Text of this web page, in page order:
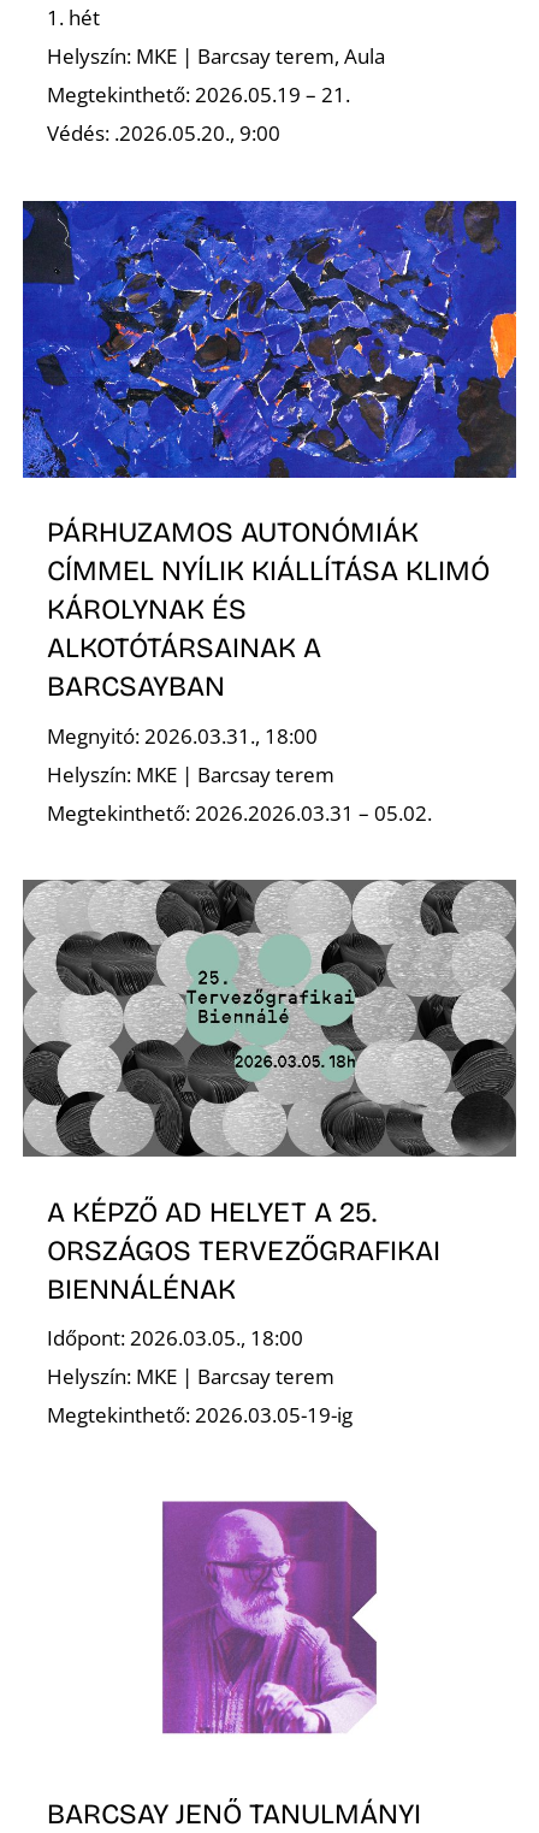
1. hét
Helyszín: MKE | Barcsay terem, Aula
Megtekinthető: 2026.05.19 – 21.
Védés: .2026.05.20., 9:00
PÁRHUZAMOS AUTONÓMIÁK
CÍMMEL NYÍLIK KIÁLLÍTÁSA KLIMÓ
KÁROLYNAK ÉS
ALKOTÓTÁRSAINAK A
BARCSAYBAN
Megnyitó: 2026.03.31., 18:00
Helyszín: MKE | Barcsay terem
Megtekinthető: 2026.2026.03.31 – 05.02.
A KÉPZŐ AD HELYET A 25.
ORSZÁGOS TERVEZŐGRAFIKAI
BIENNÁLÉNAK
Időpont: 2026.03.05., 18:00
Helyszín: MKE | Barcsay terem
Megtekinthető: 2026.03.05-19-ig
BARCSAY JENŐ TANULMÁNYI